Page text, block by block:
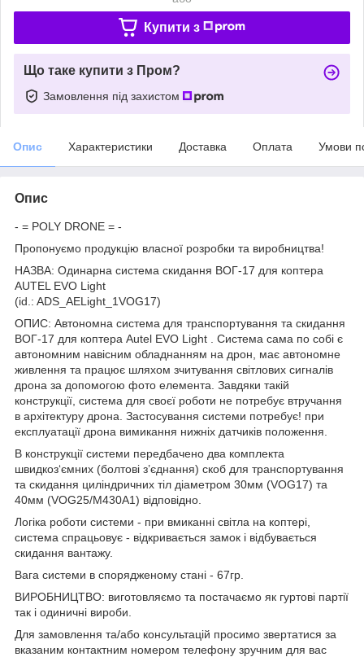
Купити з
Що таке купити з Пром?
Замовлення під захистом
Опис Характеристики Доставка Оплата Умови
Опис
- = POLY DRONE = -
Пропонуємо продукцію власної розробки та виробництва!
НАЗВА: Одинарна система скидання ВОГ-17 для коптера
AUTEL EVO Light
(id.: ADS_AELight_1VOG17)
ОПИС: Автономна система для транспортування та скидання
ВОГ-17 для коптера Autel EVO Light . Система сама по собі є
автономним навісним обладнанням на дрон, має автономне
живлення та працює шляхом зчитування світлових сигналів
дрона за допомогою фото елемента. Завдяки такій
конструкції, система для своєї роботи не потребує втручання
в архітектуру дрона. Застосування системи потребує! при
експлуатації дрона вимикання нижніх датчиків положення.
В конструкції системи передбачено два комплекта
швидкоз‘ємних (болтові з’єднання) скоб для транспортування
та скидання циліндричних тіл діаметром 30мм (VOG17) та
40мм (VOG25/M430A1) відповідно.
Логіка роботи системи - при вмиканні світла на коптері,
система спрацьовує - відкривається замок і відбувається
скидання вантажу.
Вага системи в спорядженому стані - 67гр.
ВИРОБНИЦТВО: виготовляємо та постачаємо як гуртові партії
так і одиничні вироби.
Для замовлення та/або консультацій просимо звертатися за
вказаним контактним номером телефону зручним для вас